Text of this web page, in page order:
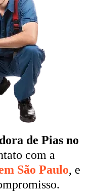
de Pias no
com a
São Paulo, e